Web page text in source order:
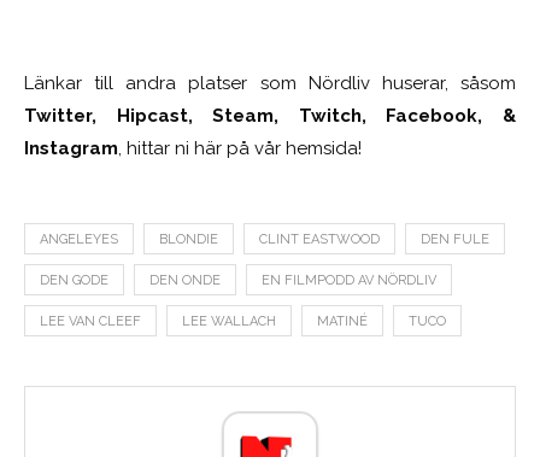
Länkar till andra platser som Nördliv huserar, såsom
Twitter, Hipcast, Steam, Twitch, Facebook, &
Instagram, hittar ni här på vår hemsida!
ANGELEYES BLONDIE CLINT EASTWOOD DEN FULE
DEN GODE DEN ONDE EN FILMPODD AV NÖRDLIV
LEE VAN CLEEF LEE WALLACH MATINÉ TUCO